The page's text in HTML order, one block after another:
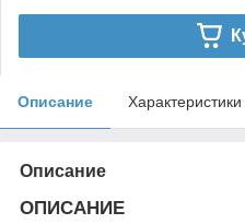
Описание Характеристики
Описание
ОПИСАНИЕ